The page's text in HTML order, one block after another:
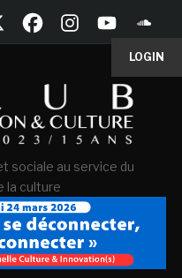
LOGIN
sociale au service du
la culture